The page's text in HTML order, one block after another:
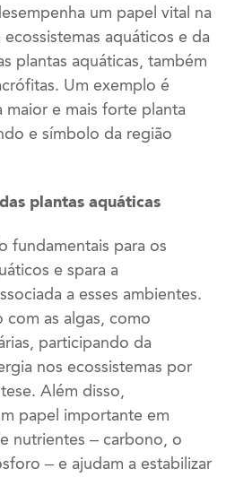
um papel vital na
aquáticos e da
plantas aquáticas, também
Um exemplo é
maior e mais forte planta
e símbolo da região
plantas aquáticas
fundamentais para os
e spara a
a esses ambientes.
com as algas, como
participando da
nos ecossistemas por
Além disso,
papel importante em
nutrientes – carbono, o
– e ajudam a estabilizar